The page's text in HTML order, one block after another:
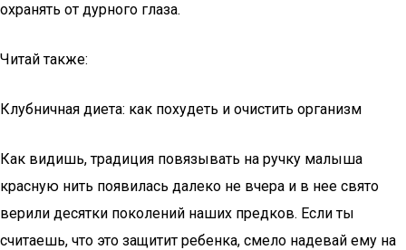
охранять от дурного глаза.
Читай также:
Клубничная диета: как похудеть и очистить организм
Как видишь, традиция повязывать на ручку малыша
красную нить появилась далеко не вчера и в нее свято
верили десятки поколений наших предков. Если ты
считаешь, что это защитит ребенка, смело надевай ему на